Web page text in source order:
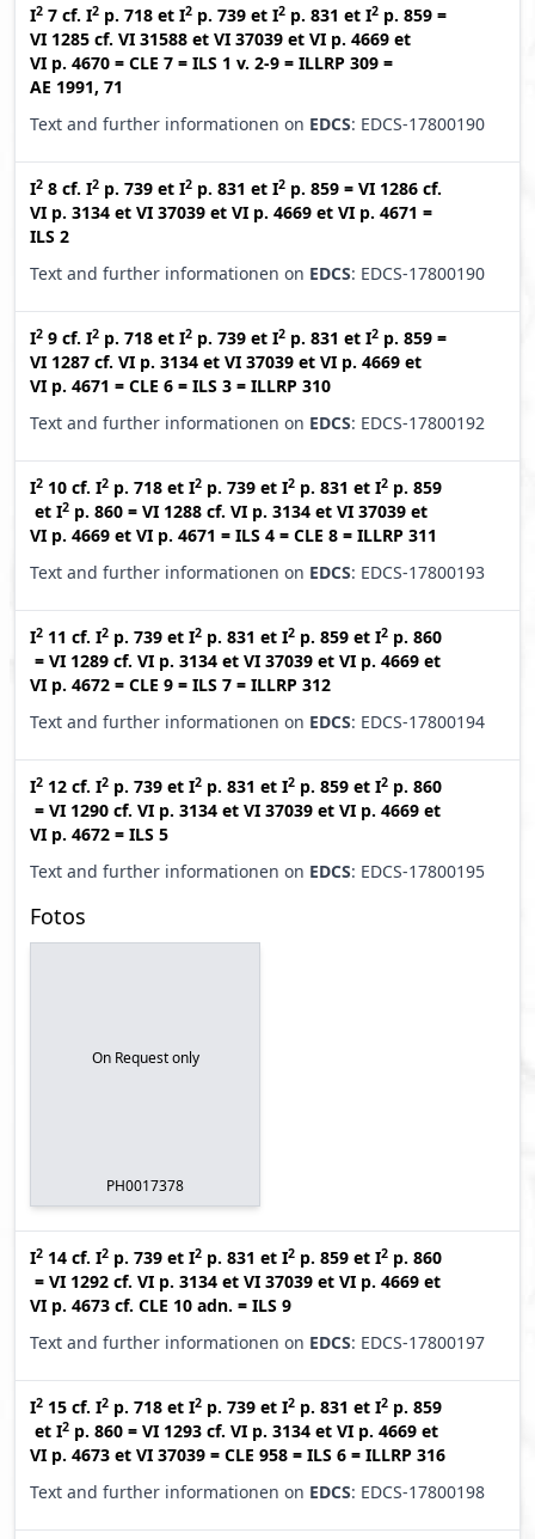
I2 7 cf. I2 p. 718 et I2 p. 739 et I2 p. 831 et I2 p. 859 =
VI 1285 cf. VI 31588 et VI 37039 et VI p. 4669 et
VI p. 4670 = CLE 7 = ILS 1 v. 2-9 = ILLRP 309 =
AE 1991, 71
Text and further informationen on EDCS: EDCS-17800190
I2 8 cf. I2 p. 739 et I2 p. 831 et I2 p. 859 = VI 1286 cf.
VI p. 3134 et VI 37039 et VI p. 4669 et VI p. 4671 =
ILS 2
Text and further informationen on EDCS: EDCS-17800190
I2 9 cf. I2 p. 718 et I2 p. 739 et I2 p. 831 et I2 p. 859 =
VI 1287 cf. VI p. 3134 et VI 37039 et VI p. 4669 et
VI p. 4671 = CLE 6 = ILS 3 = ILLRP 310
Text and further informationen on EDCS: EDCS-17800192
I2 10 cf. I2 p. 718 et I2 p. 739 et I2 p. 831 et I2 p. 859
et I2 p. 860 = VI 1288 cf. VI p. 3134 et VI 37039 et
VI p. 4669 et VI p. 4671 = ILS 4 = CLE 8 = ILLRP 311
Text and further informationen on EDCS: EDCS-17800193
I2 11 cf. I2 p. 739 et I2 p. 831 et I2 p. 859 et I2 p. 860
= VI 1289 cf. VI p. 3134 et VI 37039 et VI p. 4669 et
VI p. 4672 = CLE 9 = ILS 7 = ILLRP 312
Text and further informationen on EDCS: EDCS-17800194
I2 12 cf. I2 p. 739 et I2 p. 831 et I2 p. 859 et I2 p. 860
= VI 1290 cf. VI p. 3134 et VI 37039 et VI p. 4669 et
VI p. 4672 = ILS 5
Text and further informationen on EDCS: EDCS-17800195
Fotos
On Request only
PH0017378
I2 14 cf. I2 p. 739 et I2 p. 831 et I2 p. 859 et I2 p. 860
= VI 1292 cf. VI p. 3134 et VI 37039 et VI p. 4669 et
VI p. 4673 cf. CLE 10 adn. = ILS 9
Text and further informationen on EDCS: EDCS-17800197
I2 15 cf. I2 p. 718 et I2 p. 739 et I2 p. 831 et I2 p. 859
et I2 p. 860 = VI 1293 cf. VI p. 3134 et VI p. 4669 et
VI p. 4673 et VI 37039 = CLE 958 = ILS 6 = ILLRP 316
Text and further informationen on EDCS: EDCS-17800198